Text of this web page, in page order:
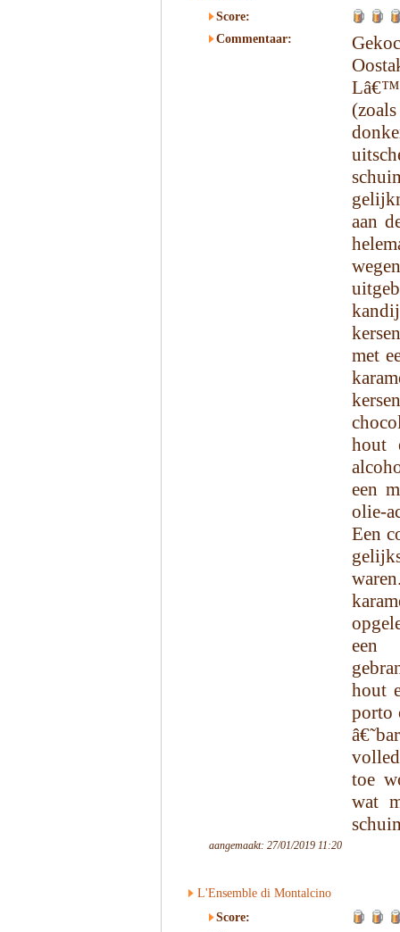
Score:
Commentaar:
aan
met
hout
een
olie-
Een
een
hout
porto
toe
wat
aangemaakt: 27/01/2019 11:20
L'Ensemble di Montalcino
Score: